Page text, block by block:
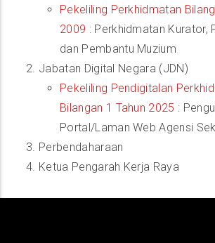
Pekeliling Perkhidmatan
2009 : Perkhidmatan Kurator,
dan Pembantu Muzium
Jabatan Digital Negara (JDN)
Pekeliling Pendigitalan
Bilangan 1 Tahun 2025 :
Portal/Laman Web Agensi
Perbendaharaan
Ketua Pengarah Kerja Raya